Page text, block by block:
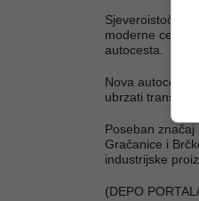
Sjeveroistočna
moderne
autocesta.
Nova autocesta
ubrzati
Poseban značaj
Gračanice i
industrijske
(DEPO